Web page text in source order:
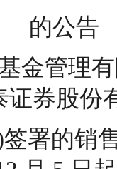
                          的公告
证券股份
签署的销